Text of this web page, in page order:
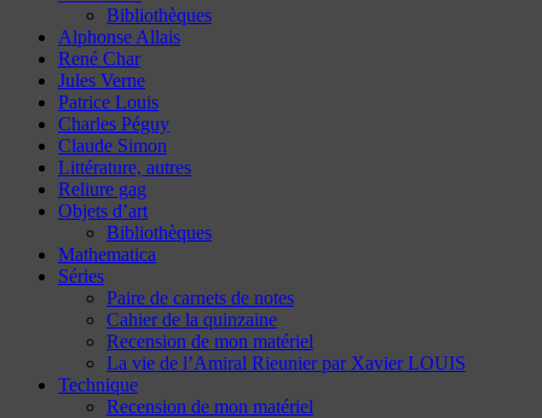
Bibliothèques
Alphonse Allais
René Char
Jules Verne
Patrice Louis
Charles Péguy
Claude Simon
Littérature, autres
Reliure gag
Objets d’art
Bibliothèques
Mathematica
Séries
Paire de carnets de notes
Cahier de la quinzaine
Recension de mon matériel
La vie de l’Amiral Rieunier par Xavier LOUIS
Technique
Recension de mon matériel